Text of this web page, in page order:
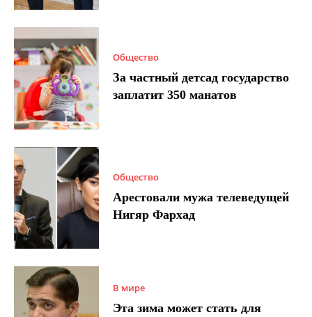
Общество
За частный детсад государство
заплатит 350 манатов
Общество
Арестовали мужа телеведущей
Нигяр Фархад
В мире
Эта зима может стать для